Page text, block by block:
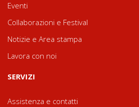
Eventi
Collaborazioni e Festival
Notizie e Area stampa
Lavora con noi
SERVIZI
Assistenza e contatti